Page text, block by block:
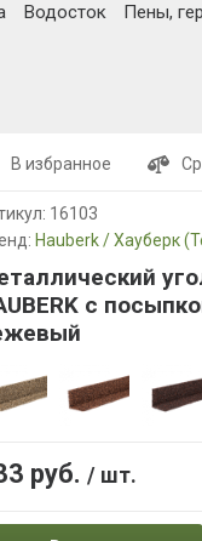
Водосток Пены,
В избранное
16103
Hauberk / Хауберк
с
руб. / шт.